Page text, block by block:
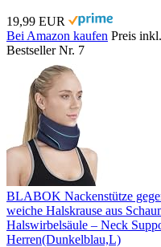
19,99 EUR
Bei Amazon kaufen Preis
Bestseller Nr. 7
BLABOK Nackenstütze
weiche Halskrause aus
Halswirbelsäule – Neck
Herren(Dunkelblau,L)